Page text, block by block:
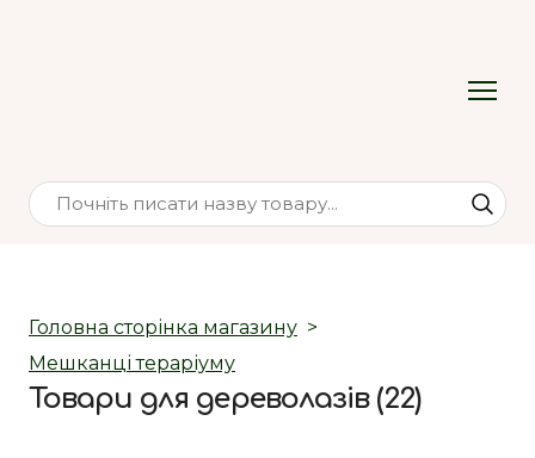
Головна сторінка магазину
Мешканці тераріуму
Товари для дереволазів (22)